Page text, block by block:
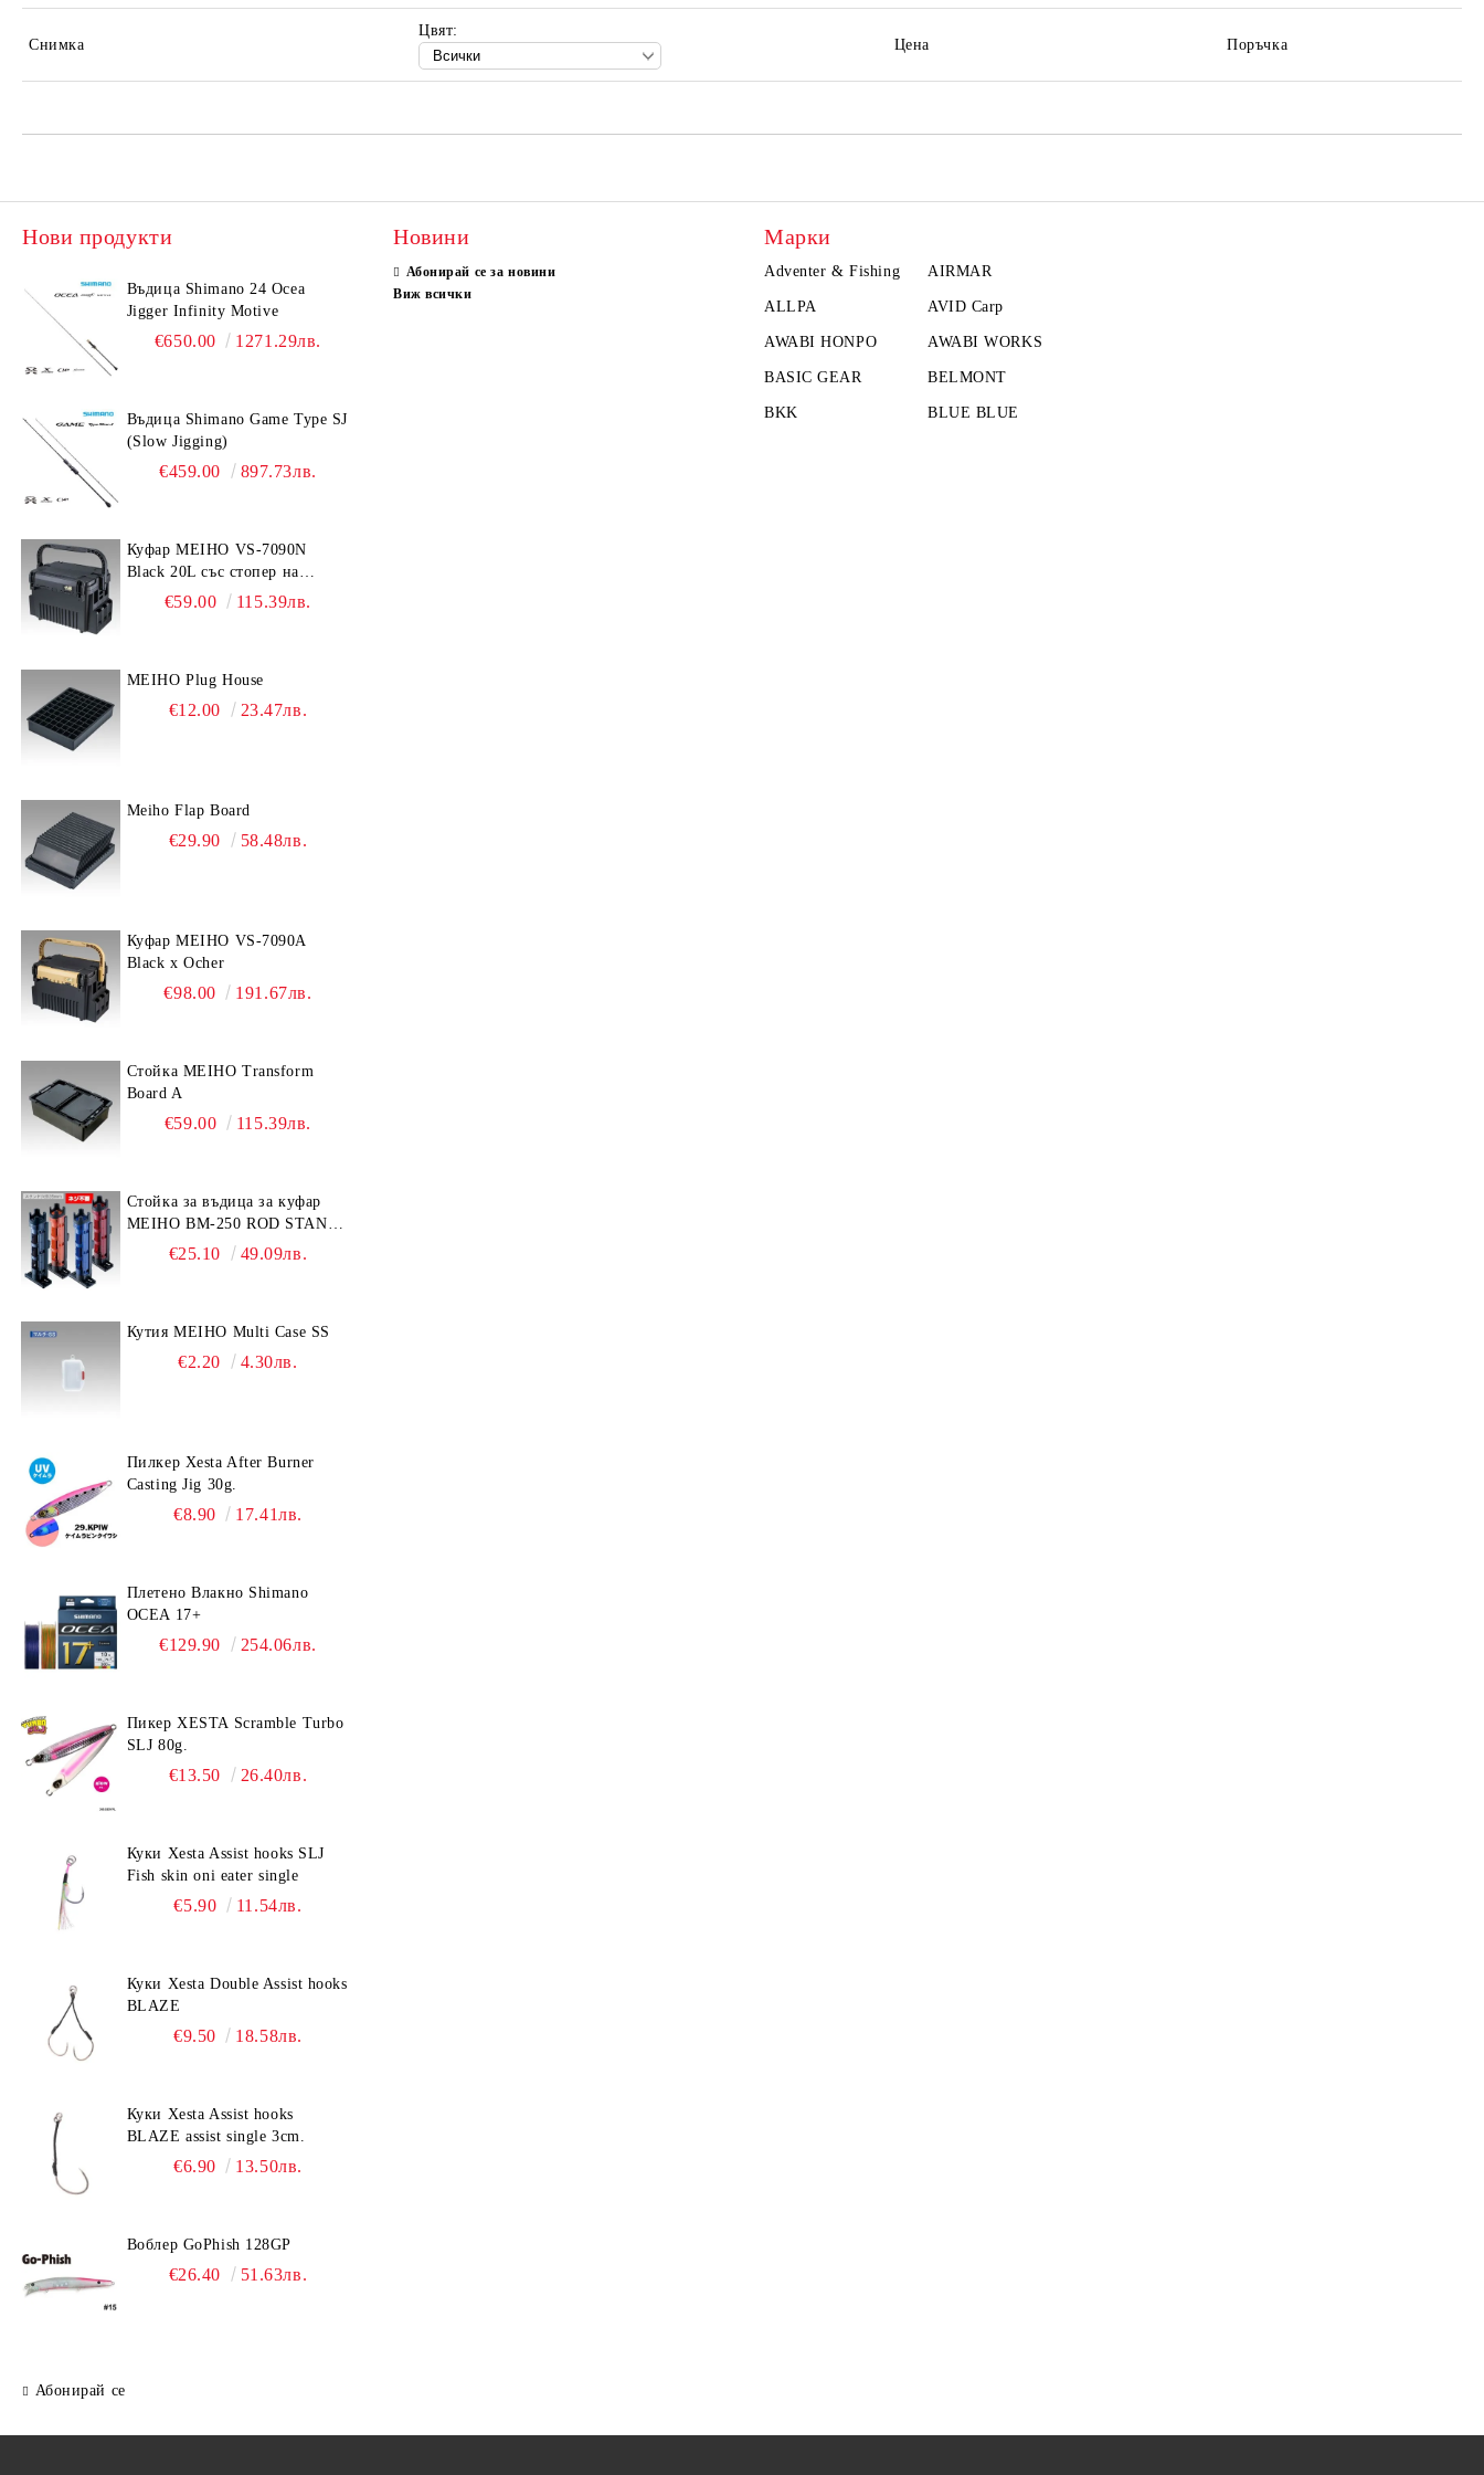
Снимка
Цвят:
Цена
Поръчка
Нови продукти
Въдица Shimano 24 Ocea
Jigger Infinity Motive
€650.00 1271.29лв.
Въдица Shimano Game Type SJ
(Slow Jigging)
€459.00 897.73лв.
Куфар MEIHO VS-7090N
Black 20L със стопер на
дръжката€59.00 115.39лв.
MEIHO Plug House
€12.00 23.47лв.
Meiho Flap Board
€29.90 58.48лв.
Куфар MEIHO VS-7090A
Black x Ocher
€98.00 191.67лв.
Стойка MEIHO Transform
Board A
€59.00 115.39лв.
Стойка за въдица за куфар
MEIHO BM-250 ROD STAND
-Light Blue/Black color
€25.10 49.09лв.
Кутия MEIHO Multi Case SS
€2.20 4.30лв.
Пилкер Xesta After Burner
Casting Jig 30g.
€8.90 17.41лв.
Плетено Влакно Shimano
OCEA 17+
€129.90 254.06лв.
Пикер XESTA Scramble Turbo
SLJ 80g.
€13.50 26.40лв.
Куки Xesta Assist hooks SLJ
Fish skin oni eater single
€5.90 11.54лв.
Куки Xesta Double Assist hooks
BLAZE
€9.50 18.58лв.
Куки Xesta Assist hooks
BLAZE assist single 3cm.
€6.90 13.50лв.
Воблер GoPhish 128GP
€26.40 51.63лв.
Абонирай се
Новини
Абонирай се за новини
Виж всички
Марки
Adventer & Fishing AIRMAR
ALLPA AVID Carp
AWABI HONPO AWABI WORKS
BASIC GEAR BELMONT
BKK BLUE BLUE